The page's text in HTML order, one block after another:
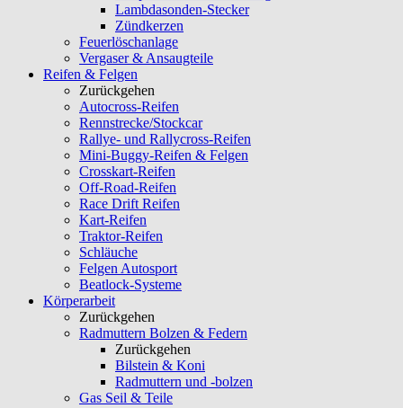
Lambdasonden-Stecker
Zündkerzen
Feuerlöschanlage
Vergaser & Ansaugteile
Reifen & Felgen
Zurückgehen
Autocross-Reifen
Rennstrecke/Stockcar
Rallye- und Rallycross-Reifen
Mini-Buggy-Reifen & Felgen
Crosskart-Reifen
Off-Road-Reifen
Race Drift Reifen
Kart-Reifen
Traktor-Reifen
Schläuche
Felgen Autosport
Beatlock-Systeme
Körperarbeit
Zurückgehen
Radmuttern Bolzen & Federn
Zurückgehen
Bilstein & Koni
Radmuttern und -bolzen
Gas Seil & Teile